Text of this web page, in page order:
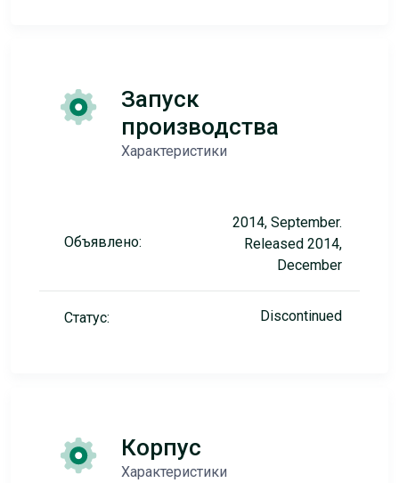
Запуск
производства
Характеристики
Объявлено:
2014, September.
Released 2014,
December
Статус: Discontinued
Корпус
Характеристики